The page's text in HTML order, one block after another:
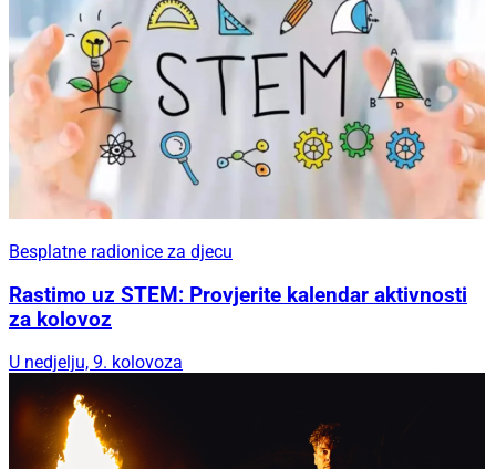
Besplatne radionice za djecu
Rastimo uz STEM: Provjerite kalendar aktivnosti
za kolovoz
U nedjelju, 9. kolovoza